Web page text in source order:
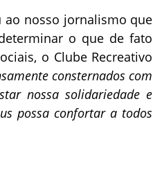
ao nosso jornalismo que
o que de fato
o Clube Recreativo
consternados com
nossa solidariedade e
possa confortar a todos